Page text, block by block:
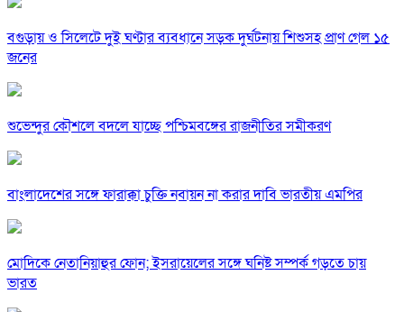
বগুড়ায় ও সিলেটে দুই ঘণ্টার ব্যবধানে সড়ক দুর্ঘটনায় শিশুসহ প্রাণ গেল ১৫
জনের
শুভেন্দুর কৌশলে বদলে যাচ্ছে পশ্চিমবঙ্গের রাজনীতির সমীকরণ
বাংলাদেশের সঙ্গে ফারাক্কা চুক্তি নবায়ন না করার দাবি ভারতীয় এমপির
মোদিকে নেতানিয়াহুর ফোন; ইসরায়েলের সঙ্গে ঘনিষ্ট সম্পর্ক গড়তে চায়
ভারত